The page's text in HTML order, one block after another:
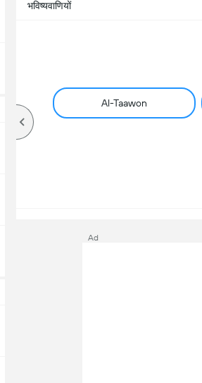
भविष्यवाणियों
Al-Taawon
Ad